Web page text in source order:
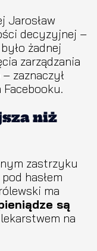
Jarosław
decyzyjnej –
żadnej
zarządzania
zaznaczył
niż
zastrzyku
hasłem
ma
są
na